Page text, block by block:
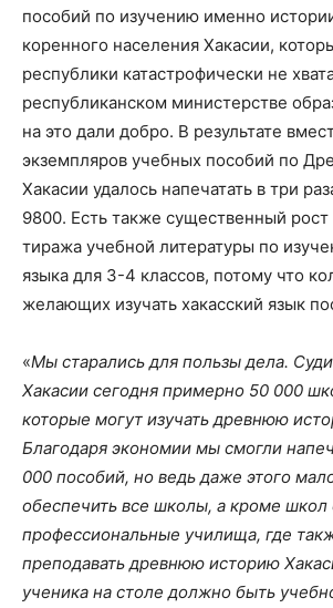
пособий по изучению именно
коренного населения Хакасии,
республики катастрофически не
республиканском министерстве
на это дали добро. В результате
экземпляров учебных пособий по
Хакасии удалось напечатать в три
9800. Есть также существенный
тиража учебной литературы по
языка для 3-4 классов, потому что
желающих изучать хакасский язык
«Мы старались для пользы дела.
Хакасии сегодня примерно 50 000
которые могут изучать древнюю
Благодаря экономии мы смогли
000 пособий, но ведь даже этого
обеспечить все школы, а кроме школ
профессиональные училища, где
преподавать древнюю историю
ученика на столе должно быть